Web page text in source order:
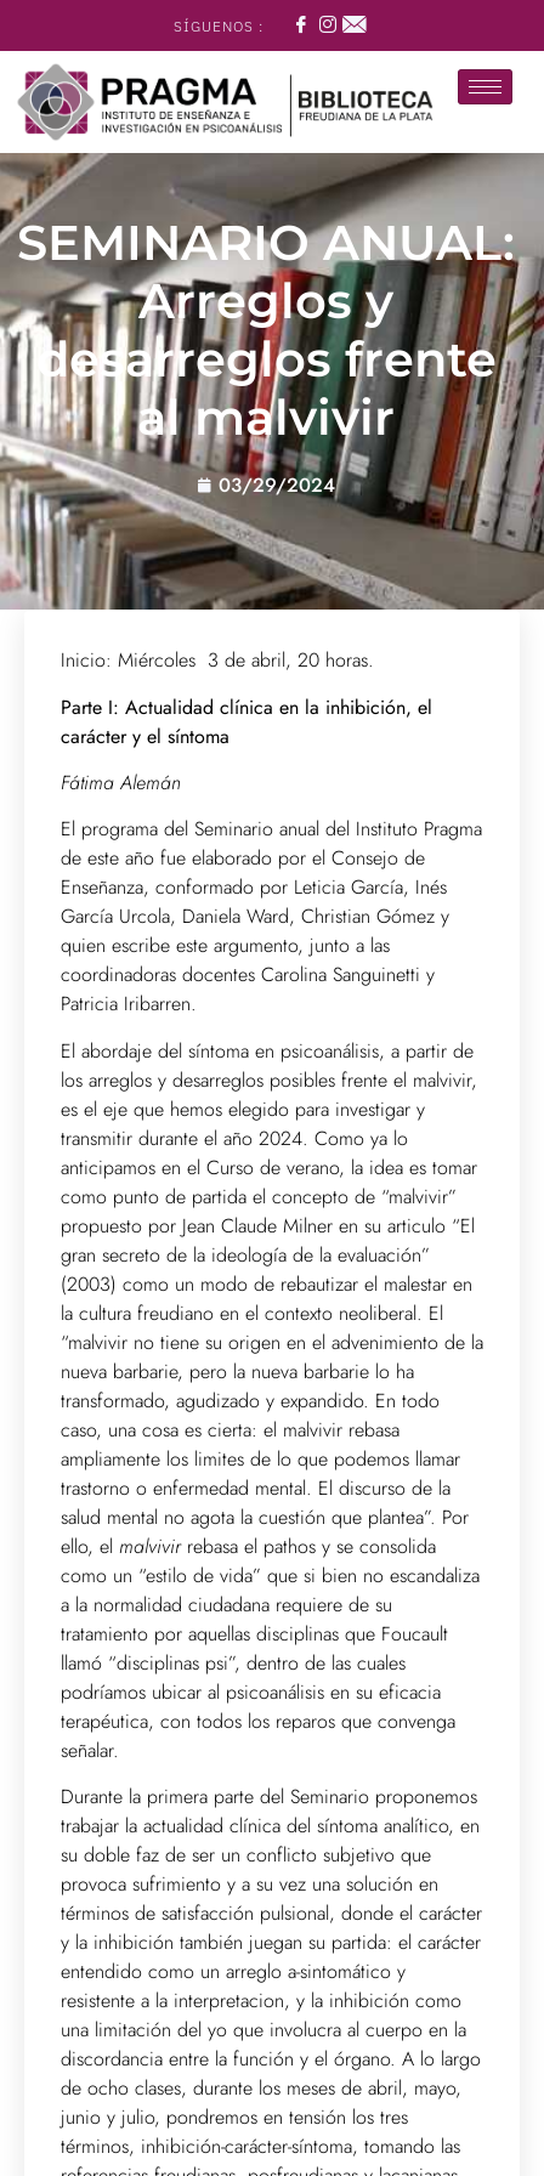
SÍGUENOS :
SEMINARIO ANUAL:
Arreglos y
desarreglos frente
al malvivir
03/29/2024
Inicio: Miércoles 3 de abril, 20 horas.
Parte I: Actualidad clínica en la inhibición, el
carácter y el síntoma
Fátima Alemán
El programa del Seminario anual del Instituto Pragma
de este año fue elaborado por el Consejo de
Enseñanza, conformado por Leticia García, Inés
García Urcola, Daniela Ward, Christian Gómez y
quien escribe este argumento, junto a las
coordinadoras docentes Carolina Sanguinetti y
Patricia Iribarren.
El abordaje del síntoma en psicoanálisis, a partir de
los arreglos y desarreglos posibles frente el malvivir,
es el eje que hemos elegido para investigar y
transmitir durante el año 2024. Como ya lo
anticipamos en el Curso de verano, la idea es tomar
como punto de partida el concepto de “malvivir”
propuesto por Jean Claude Milner en su articulo “El
gran secreto de la ideología de la evaluación”
(2003) como un modo de rebautizar el malestar en
la cultura freudiano en el contexto neoliberal. El
“malvivir no tiene su origen en el advenimiento de la
nueva barbarie, pero la nueva barbarie lo ha
transformado, agudizado y expandido. En todo
caso, una cosa es cierta: el malvivir rebasa
ampliamente los limites de lo que podemos llamar
trastorno o enfermedad mental. El discurso de la
salud mental no agota la cuestión que plantea”. Por
ello, el malvivir rebasa el pathos y se consolida
como un “estilo de vida” que si bien no escandaliza
a la normalidad ciudadana requiere de su
tratamiento por aquellas disciplinas que Foucault
llamó “disciplinas psi”, dentro de las cuales
podríamos ubicar al psicoanálisis en su eficacia
terapéutica, con todos los reparos que convenga
señalar.
Durante la primera parte del Seminario proponemos
trabajar la actualidad clínica del síntoma analítico, en
su doble faz de ser un conflicto subjetivo que
provoca sufrimiento y a su vez una solución en
términos de satisfacción pulsional, donde el carácter
y la inhibición también juegan su partida: el carácter
entendido como un arreglo a-sintomático y
resistente a la interpretacion, y la inhibición como
una limitación del yo que involucra al cuerpo en la
discordancia entre la función y el órgano. A lo largo
de ocho clases, durante los meses de abril, mayo,
junio y julio, pondremos en tensión los tres
términos, inhibición-carácter-síntoma, tomando las